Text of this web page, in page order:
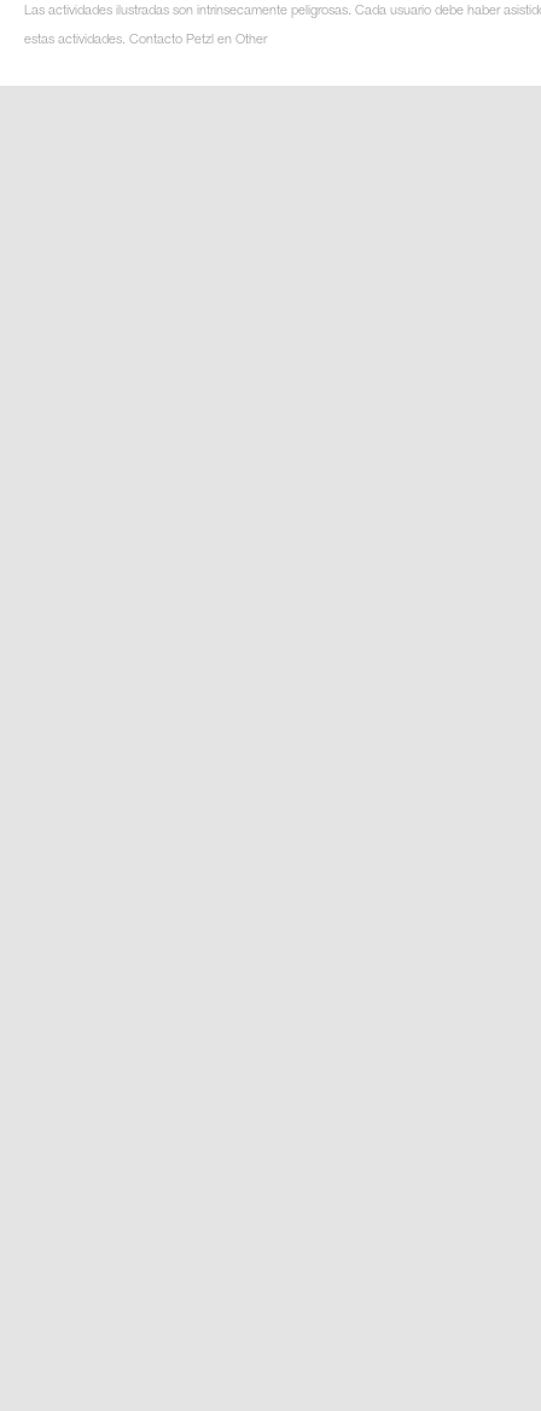
Las actividades ilustradas son intrínsecamente peligrosas. Cada usuario debe haber
estas actividades. Contacto Petzl en Other